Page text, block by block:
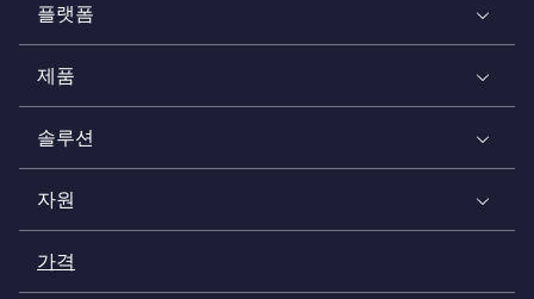
플랫폼
제품
솔루션
자원
가격